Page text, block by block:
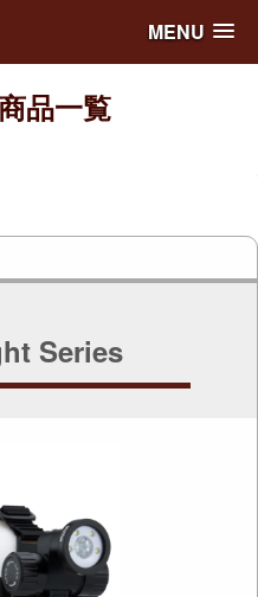
MENU
品一覧
Series